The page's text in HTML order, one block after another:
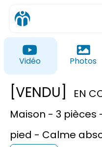
Vidéo Photos
[VENDU]
EN
Maison - 3 pièces
pied - Calme